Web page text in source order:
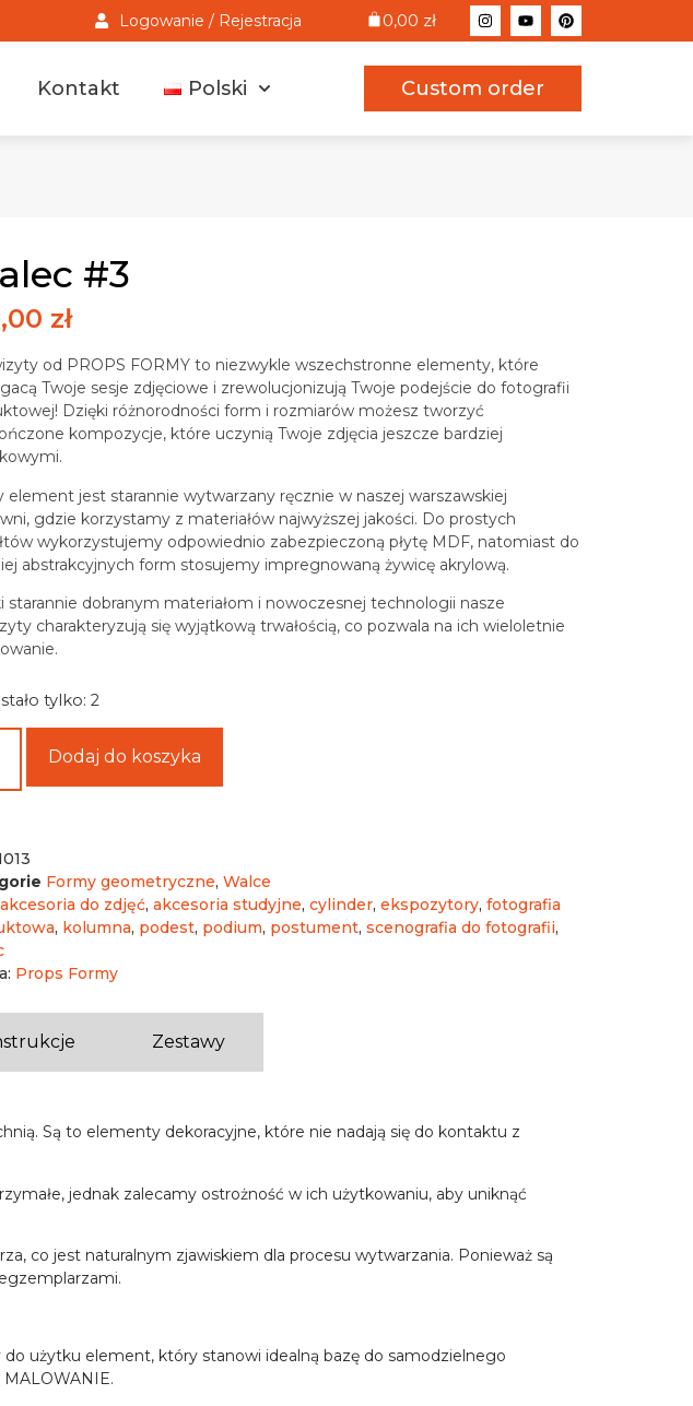
Logowanie / Rejestracja 0,00 zł
Kontakt Polski Custom order
#3
zł
od PROPS FORMY to niezwykle wszechstronne elementy, które
Twoje sesje zdjęciowe i zrewolucjonizują Twoje podejście do fotografii
Dzięki różnorodności form i rozmiarów możesz tworzyć
kompozycje, które uczynią Twoje zdjęcia jeszcze bardziej
element jest starannie wytwarzany ręcznie w naszej warszawskiej
gdzie korzystamy z materiałów najwyższej jakości. Do prostych
wykorzystujemy odpowiednio zabezpieczoną płytę MDF, natomiast do
abstrakcyjnych form stosujemy impregnowaną żywicę akrylową.
starannie dobranym materiałom i nowoczesnej technologii nasze
charakteryzują się wyjątkową trwałością, co pozwala na ich wieloletnie
tylko: 2
Dodaj do koszyka
Formy geometryczne, Walce
akcesoria do zdjęć, akcesoria studyjne, cylinder, ekspozytory, fotografia
, kolumna, podest, podium, postument, scenografia do fotografii,
Props Formy
Zestawy
Są to elementy dekoracyjne, które nie nadają się do kontaktu z
jednak zalecamy ostrożność w ich użytkowaniu, aby uniknąć
co jest naturalnym zjawiskiem dla procesu wytwarzania. Ponieważ są
użytku element, który stanowi idealną bazę do samodzielnego